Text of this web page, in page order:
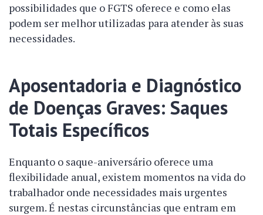
possibilidades que o FGTS oferece e como elas
podem ser melhor utilizadas para atender às suas
necessidades.
Aposentadoria e Diagnóstico
de Doenças Graves: Saques
Totais Específicos
Enquanto o saque-aniversário oferece uma
flexibilidade anual, existem momentos na vida do
trabalhador onde necessidades mais urgentes
surgem. É nestas circunstâncias que entram em